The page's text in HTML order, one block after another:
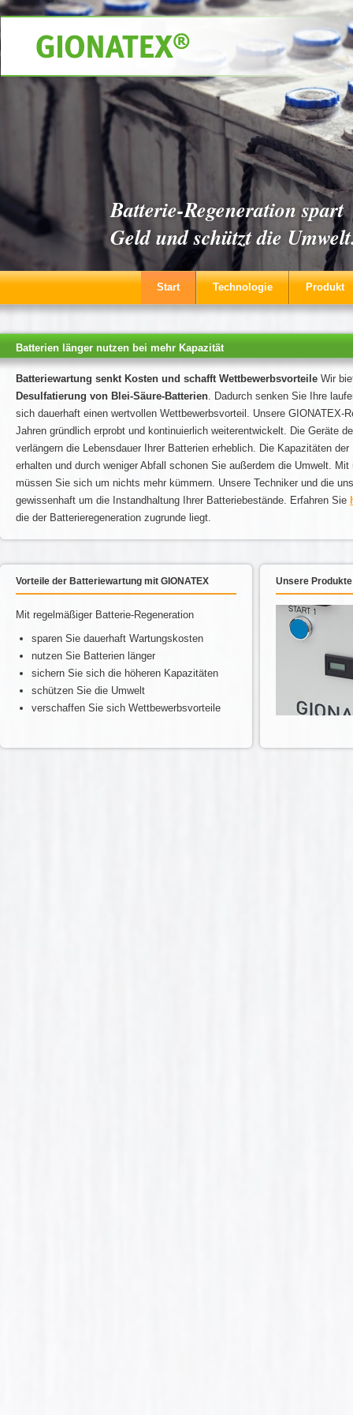
Batterie-Regeneration spart
Geld und schützt die
Skip to content
Start Technologie Produkt
Batterien länger nutzen bei mehr Kapazität
Batteriewartung senkt Kosten und schafft Wettbewerbsvorteile Wir
Desulfatierung von Blei-Säure-Batterien. Dadurch senken Sie Ihre
sich dauerhaft einen wertvollen Wettbewerbsvorteil. Unsere GIONATEX-
Jahren gründlich erprobt und kontinuierlich weiterentwickelt. Die Geräte
verlängern die Lebensdauer Ihrer Batterien erheblich. Die Kapazitäten
erhalten und durch weniger Abfall schonen Sie außerdem die Umwelt.
müssen Sie sich um nichts mehr kümmern. Unsere Techniker und die
gewissenhaft um die Instandhaltung Ihrer Batteriebestände. Erfahren Sie
die der Batterieregeneration zugrunde liegt.
Vorteile der Batteriewartung mit GIONATEX
Mit regelmäßiger Batterie-Regeneration
sparen Sie dauerhaft Wartungskosten
nutzen Sie Batterien länger
sichern Sie sich die höheren Kapazitäten
schützen Sie die Umwelt
verschaffen Sie sich Wettbewerbsvorteile
Unsere Produkte